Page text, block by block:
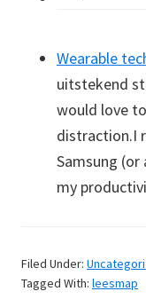
Wearable
uitstekend
would love
distraction.I
Samsung
my
Filed Under:
Tagged With: leesmap